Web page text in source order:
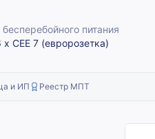
питания
CEE 7 (евророзетка)
и ИП Реестр МПТ